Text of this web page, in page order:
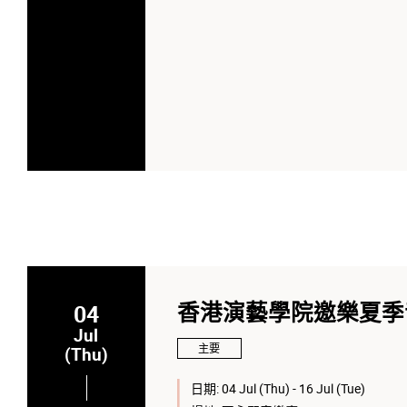
04
Jul
(Thu)
香港演藝學院邀樂夏
主要
日期:04 Jul (Thu) - 16 Jul (Tue)